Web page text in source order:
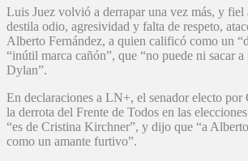
Luis Juez volvió a derrapar una vez más, y fiel
destila odio, agresividad y falta de respeto,
Alberto Fernández, a quien calificó como un
“inútil marca cañón”, que “no puede ni sacar a
Dylan”.
En declaraciones a LN+, el senador electo por
la derrota del Frente de Todos en las
“es de Cristina Kirchner”, y dijo que “a
como un amante furtivo”.